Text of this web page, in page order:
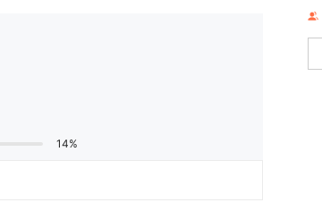
14%